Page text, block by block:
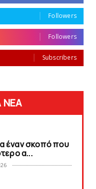
Followers
Followers
Subscribers
ΝΕΑ
έναν σκοπό που
α...